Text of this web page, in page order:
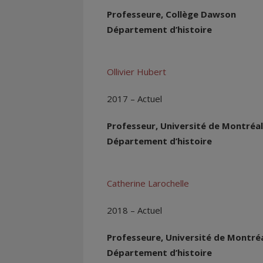
Professeure, Collège Dawson
Département d’histoire
Ollivier Hubert
2017 – Actuel
Professeur, Université de Montréal
Département d’histoire
Catherine Larochelle
2018 – Actuel
Professeure, Université de
Département d’histoire